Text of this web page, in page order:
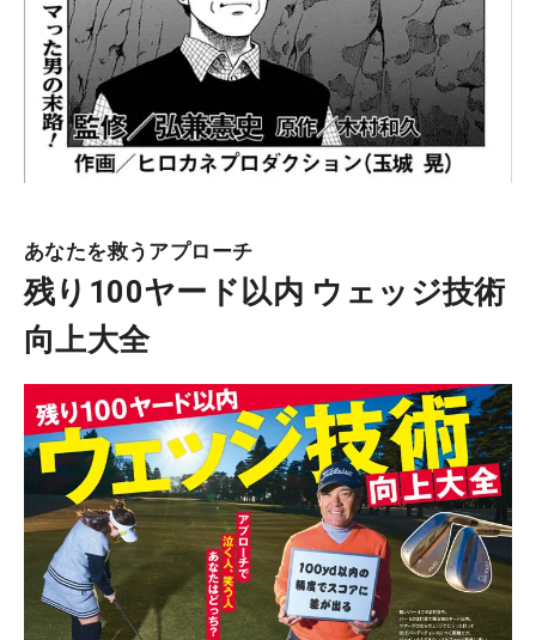
あなたを救うアプローチ
残り100ヤード以内 ウェッジ技術
向上大全